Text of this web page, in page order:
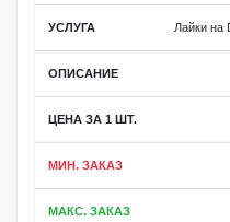
Лайки на